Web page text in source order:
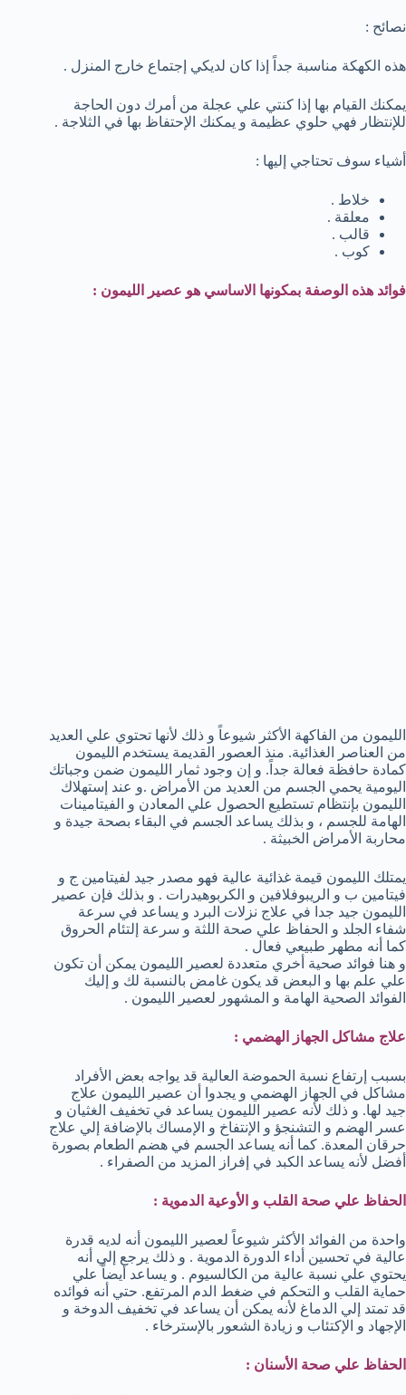
نصائح :
هذه الكهكة مناسبة جداً إذا كان لديكي إجتماع خارج المنزل .
يمكنك القيام بها إذا كنتي علي عجلة من أمرك دون الحاجة
للإنتظار فهي حلوي عظيمة و يمكنك الإحتفاظ بها في الثلاجة .
أشياء سوف تحتاجي إليها :
خلاط .
معلقة .
قالب .
كوب .
فوائد هذه الوصفة بمكونها الاساسي هو عصير الليمون :
الليمون من الفاكهة الأكثر شيوعاً و ذلك لأنها تحتوي علي العديد
من العناصر الغذائية. منذ العصور القديمة يستخدم الليمون
كمادة حافظة فعالة جداً. و إن وجود ثمار الليمون ضمن وجباتك
اليومية يحمي الجسم من العديد من الأمراض .و عند إستهلاك
الليمون بإنتظام تستطيع الحصول علي المعادن و الفيتامينات
الهامة للجسم ، و بذلك يساعد الجسم في البقاء بصحة جيدة و
محاربة الأمراض الخبيثة .
يمتلك الليمون قيمة غذائية عالية فهو مصدر جيد لفيتامين ج و
فيتامين ب و الريبوفلافين و الكربوهيدرات . و بذلك فإن عصير
الليمون جيد جدا في علاج نزلات البرد و يساعد في سرعة
شفاء الجلد و الحفاظ علي صحة اللثة و سرعة إلتئام الحروق
كما أنه مطهر طبيعي فعال .
و هنا فوائد صحية أخري متعددة لعصير الليمون يمكن أن تكون
علي علم بها و البعض قد يكون غامض بالنسبة لك و إليك
الفوائد الصحية الهامة و المشهور لعصير الليمون .
علاج مشاكل الجهاز الهضمي :
بسبب إرتفاع نسبة الحموضة العالية قد يواجه بعض الأفراد
مشاكل في الجهاز الهضمي و يجدوا أن عصير الليمون علاج
جيد لها. و ذلك لأنه عصير الليمون يساعد في تخفيف الغثيان و
عسر الهضم و التشنجؤ و الإنتفاخ و الإمساك بالإضافة إلي علاج
حرقان المعدة. كما أنه يساعد الجسم في هضم الطعام بصورة
أفضل لأنه يساعد الكبد في إفراز المزيد من الصفراء .
الحفاظ علي صحة القلب و الأوعية الدموية :
واحدة من الفوائد الأكثر شيوعاً لعصير الليمون أنه لديه قدرة
عالية في تحسين أداء الدورة الدموية . و ذلك يرجع إلي أنه
يحتوي علي نسبة عالية من الكالسيوم . و يساعد أيضاً علي
حماية القلب و التحكم في ضغط الدم المرتفع. حتي أنه فوائده
قد تمتد إلي الدماغ لأنه يمكن أن يساعد في تخفيف الدوخة و
الإجهاد و الإكتئاب و زيادة الشعور بالإسترخاء .
الحفاظ علي صحة الأسنان :